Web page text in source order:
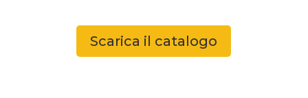
Scarica il catalogo